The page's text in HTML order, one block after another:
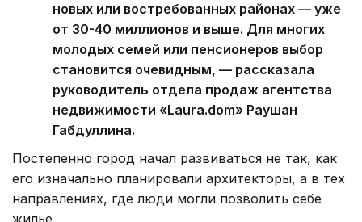
новых или востребованных районах — уже
от 30-40 миллионов и выше. Для многих
молодых семей или пенсионеров выбор
становится очевидным, — рассказала
руководитель отдела продаж агентства
недвижимости «Laura.dom» Раушан
Габдуллина.
Постепенно город начал развиваться не так, как
его изначально планировали архитекторы, а в тех
направлениях, где люди могли позволить себе